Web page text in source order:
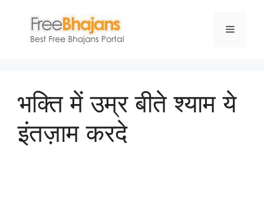
content
Menu
भक्ति में उम्र बीते श्याम ये
इंतज़ाम करदे